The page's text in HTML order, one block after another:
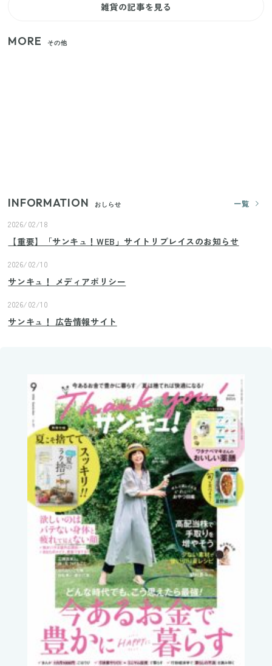
雑貨の記事を見る
MORE その他
INFORMATION おしらせ
一覧
2026/02/18
【重要】「サンキュ！WEB」サイトリプレイスのお知らせ
2026/02/10
サンキュ！ メディアポリシー
2026/02/10
サンキュ！ 広告情報サイト